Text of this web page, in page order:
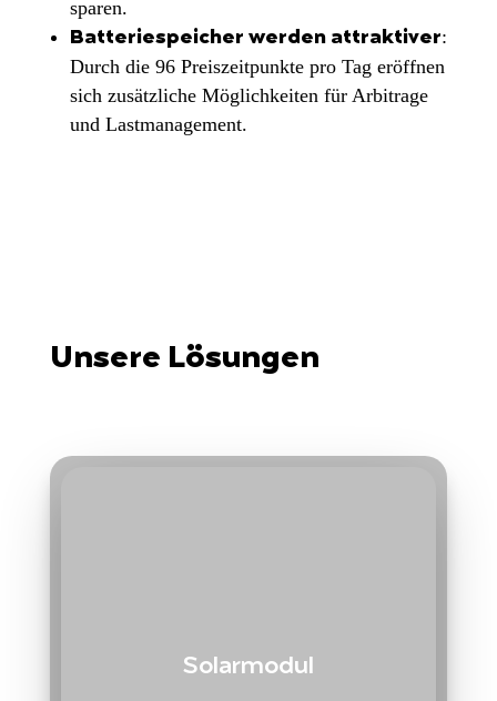
sparen.
Batteriespeicher werden attraktiver:
Durch die 96 Preiszeitpunkte pro Tag eröffnen
sich zusätzliche Möglichkeiten für Arbitrage
und Lastmanagement.
Unsere Lösungen
Solarmodul